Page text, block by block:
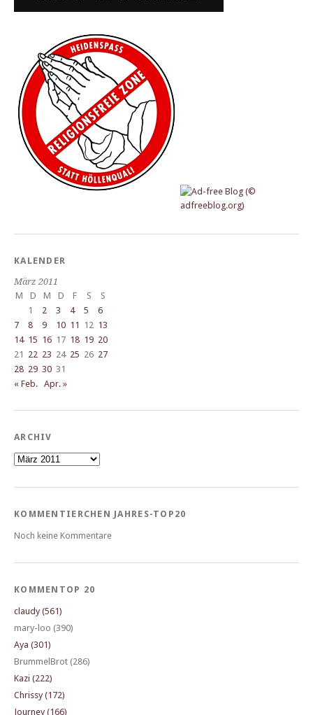
KALENDER
März 2011
M
D M D F S
S
1
2 3 4 5
6
7
8 9 10 11 12 13
14 15 16 17 18 19 20
21 22 23 24 25 26 27
28 29 30 31
« Feb. Apr. »
ARCHIV
Archiv
KOMMENTIERCHEN JAHRES-TOP20
Noch keine Kommentare
KOMMENTOP 20
claudy (561)
mary-loo (390)
Aya (301)
BrummelBrot (286)
Kazi (222)
Chrissy (172)
Journey (166)